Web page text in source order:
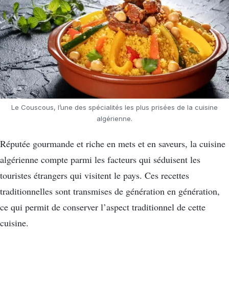
Le Couscous, l’une des spécialités les plus prisées de la cuisine
algérienne.
Réputée gourmande et riche en mets et en saveurs, la cuisine
algérienne compte parmi les facteurs qui séduisent les
touristes étrangers qui visitent le pays. Ces recettes
traditionnelles sont transmises de génération en génération,
ce qui permit de conserver l’aspect traditionnel de cette
cuisine.